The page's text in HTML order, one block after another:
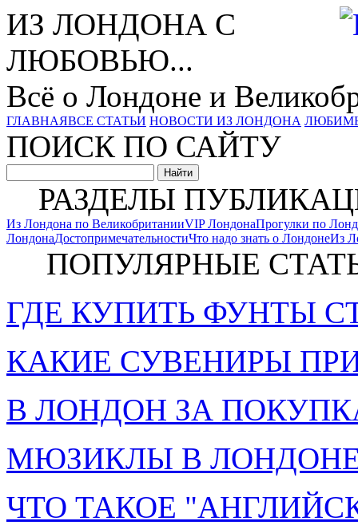
ИЗ ЛОНДОНА С
ЛЮБОВЬЮ...
Всё о Лондоне и
ГЛАВНАЯВСЕ СТАТЬИ НОВОСТИ ИЗ ЛОНДОНА
ПОИСК ПО САЙТУ
РАЗДЕЛЫ
Из Лондона по ВеликобританииVIP ЛондонаПрогулки по
ЛондонаДостопримечательностиЧто надо знать о ЛондонеИз
ПОПУЛЯРНЫЕ
ГДЕ КУПИТЬ ФУНТЫ
КАКИЕ СУВЕНИРЫ
В ЛОНДОН ЗА
МЮЗИКЛЫ В ЛОНДОНЕ
ЧТО ТАКОЕ